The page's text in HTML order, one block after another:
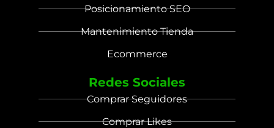
Posicionamiento SEO
Mantenimiento Tienda
Ecommerce
Redes Sociales
Comprar Seguidores
Comprar Likes